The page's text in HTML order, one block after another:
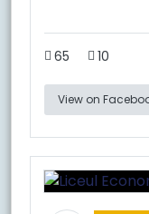
65 10
View on